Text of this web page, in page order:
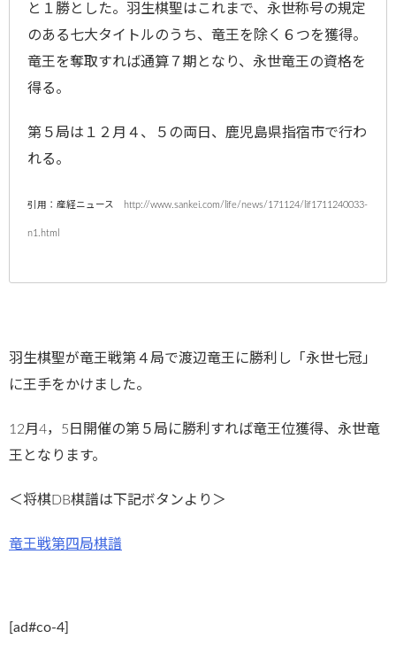
と１勝とした。羽生棋聖はこれまで、永世称号の規定
のある七大タイトルのうち、竜王を除く６つを獲得。
竜王を奪取すれば通算７期となり、永世竜王の資格を
得る。
第５局は１２月４、５の両日、鹿児島県指宿市で行わ
れる。
引用：産経ニュース http://www.sankei.com/life/news/171124/lif1711240033-
n1.html
羽生棋聖が竜王戦第４局で渡辺竜王に勝利し「永世七冠」
に王手をかけました。
12月4，5日開催の第５局に勝利すれば竜王位獲得、永世竜
王となります。
＜将棋DB棋譜は下記ボタンより＞
竜王戦第四局棋譜
[ad#co-4]